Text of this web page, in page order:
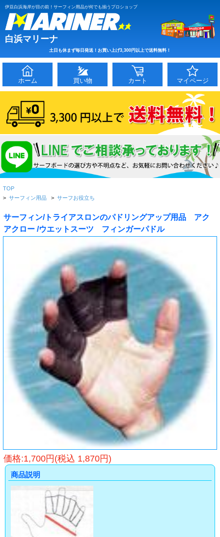
伊豆白浜海岸が目の前！サーフィン用品が何でも揃うプロショップ
白浜マリーナ
土日も休まず毎日発送！お買い上げ3,300円以上で送料無料！
ホーム 買い物 カート マイページ
TOP
> サーフィン用品 > サーフお役立ち
サーフィン/トライアスロンのパドリングアップ用品 アク
アクロー /ウエットスーツ フィンガーパドル
価格:1,700円(税込 1,870円)
商品説明